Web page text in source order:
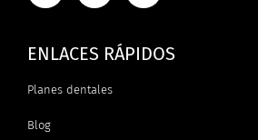
ENLACES RÁPIDOS
Planes dentales
Blog